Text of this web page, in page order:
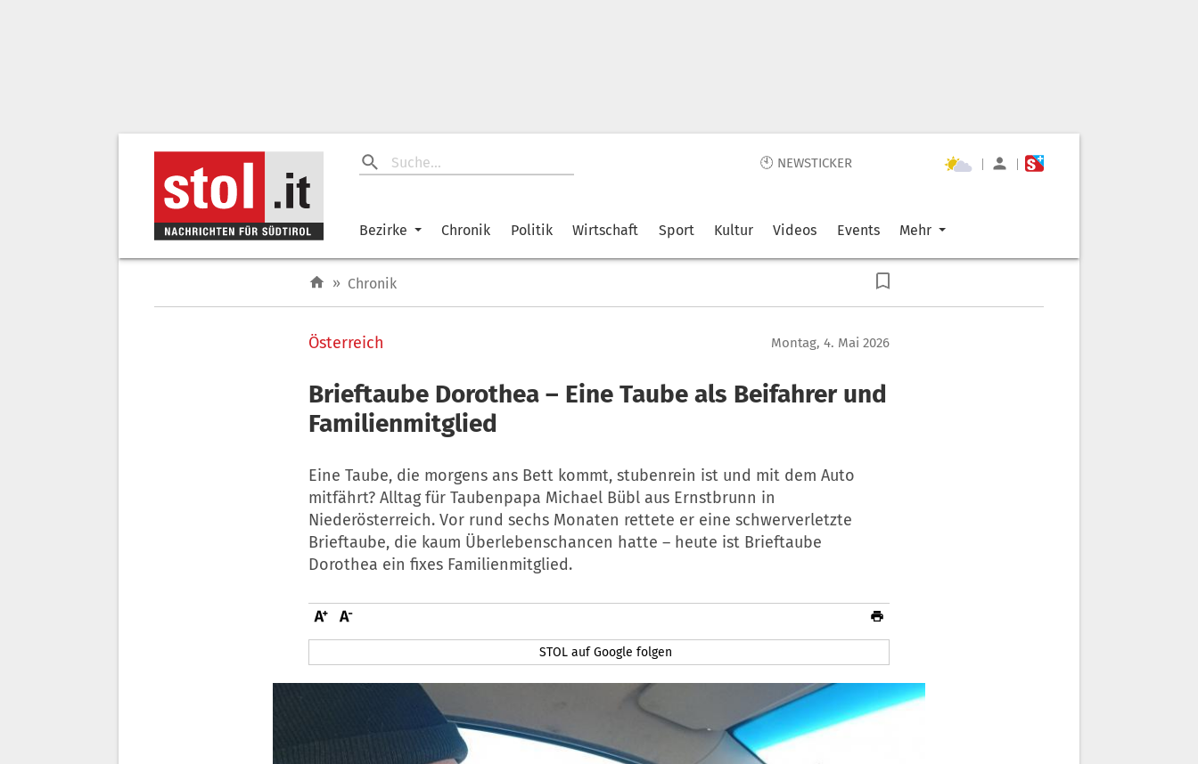
🕙 NEWSTICKER | |
Bezirke Chronik Politik Wirtschaft Sport Kultur Videos Events Mehr
» Chronik
Österreich Montag, 4. Mai 2026
Brieftaube Dorothea – Eine Taube als Beifahrer und
Familienmitglied
Eine Taube, die morgens ans Bett kommt, stubenrein ist und mit dem Auto
mitfährt? Alltag für Taubenpapa Michael Bübl aus Ernstbrunn in
Niederösterreich. Vor rund sechs Monaten rettete er eine schwerverletzte
Brieftaube, die kaum Überlebenschancen hatte – heute ist Brieftaube
Dorothea ein fixes Familienmitglied.
STOL auf Google folgen